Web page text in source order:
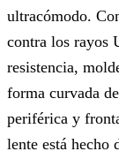
ultracómodo.
contra los rayos
resistencia,
forma curvada
periférica y
lente está hecho